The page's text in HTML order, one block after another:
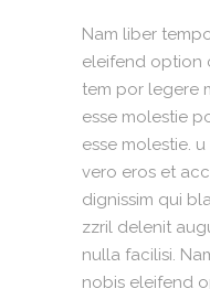
Nam liber
eleifend option
tem por legere
esse molestie
esse molestie.
vero eros et
dignissim qui
zzril delenit
nulla facilisi.
nobis eleifend